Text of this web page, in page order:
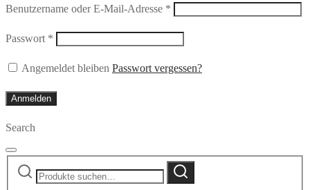
Benutzername oder E-Mail-Adresse *
Passwort *
Angemeldet bleiben Passwort vergessen?
Anmelden
Search
Suche
Suche